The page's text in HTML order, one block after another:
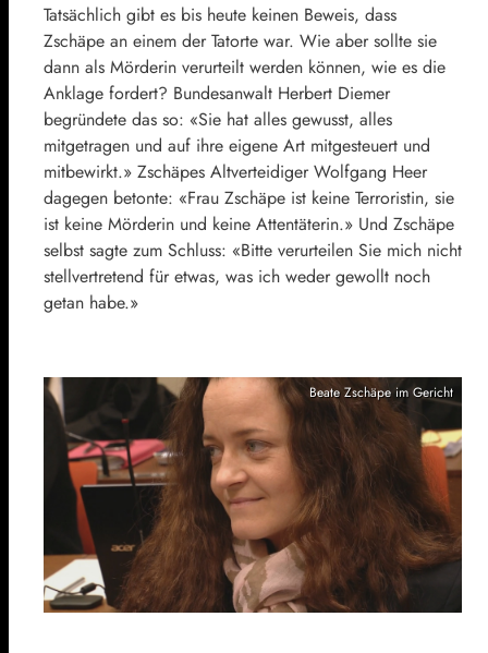
Tatsächlich gibt es bis heute keinen Beweis, dass
Zschäpe an einem der Tatorte war. Wie aber sollte sie
dann als Mörderin verurteilt werden können, wie es die
Anklage fordert? Bundesanwalt Herbert Diemer
begründete das so: «Sie hat alles gewusst, alles
mitgetragen und auf ihre eigene Art mitgesteuert und
mitbewirkt.» Zschäpes Altverteidiger Wolfgang Heer
dagegen betonte: «Frau Zschäpe ist keine Terroristin, sie
ist keine Mörderin und keine Attentäterin.» Und Zschäpe
selbst sagte zum Schluss: «Bitte verurteilen Sie mich nicht
stellvertretend für etwas, was ich weder gewollt noch
getan habe.»
Beate Zschäpe im Gericht